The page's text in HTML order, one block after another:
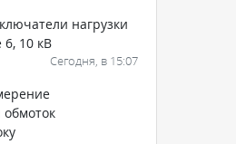
нагрузки
10 кВ
Сегодня, в 15:07